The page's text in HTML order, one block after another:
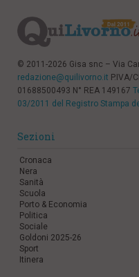
© 2011-2026 Gisa snc – Via
redazione@quilivorno.it P.IVA/
01688500493 N° REA 149167
03/2011 del Registro Stampa
Sezioni
Cronaca
Nera
Sanità
Scuola
Porto & Economia
Politica
Sociale
Goldoni 2025-26
Sport
Itinera